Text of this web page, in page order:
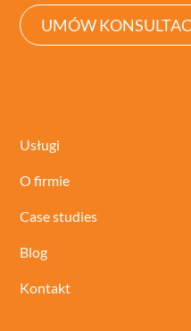
UMÓW
Usługi
O firmie
Case studies
Blog
Kontakt